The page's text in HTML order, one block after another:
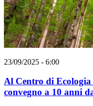
23/09/2025 - 6:00
Al Centro di
convegno a 10 anni